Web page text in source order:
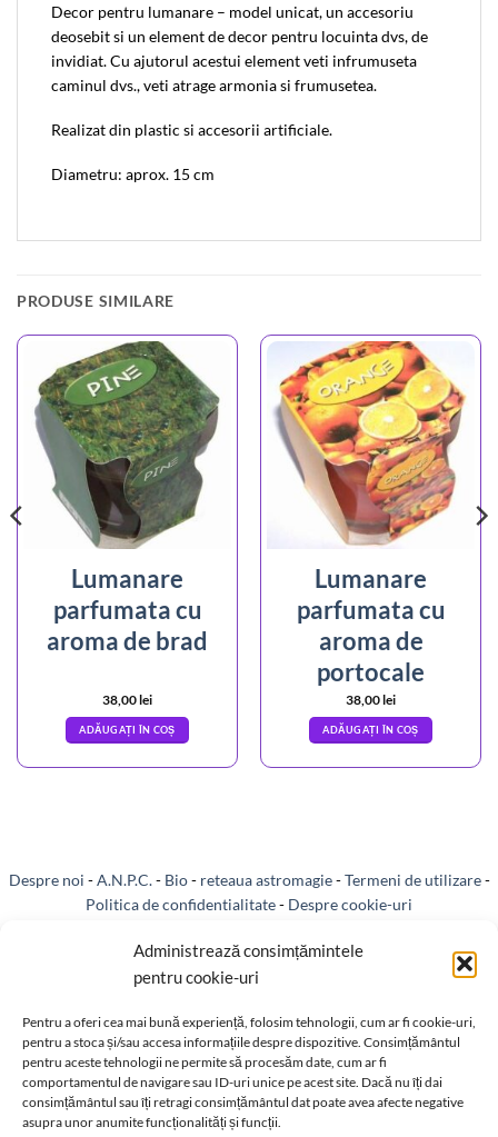
Administrează consimțămintele
pentru cookie-uri
Pentru a oferi cea mai bună experiență, folosim tehnologii, cum ar fi cookie-uri,
pentru a stoca și/sau accesa informațiile despre dispozitive. Consimțământul
pentru aceste tehnologii ne permite să procesăm date, cum ar fi
comportamentul de navigare sau ID-uri unice pe acest site. Dacă nu îți dai
consimțământul sau îți retragi consimțământul dat poate avea afecte negative
asupra unor anumite funcționalități și funcții.
Decor pentru lumanare – model unicat, un accesoriu
deosebit si un element de decor pentru locuinta dvs, de
invidiat. Cu ajutorul acestui element veti infrumuseta
caminul dvs., veti atrage armonia si frumusetea.
Realizat din plastic si accesorii artificiale.
Diametru: aprox. 15 cm
PRODUSE SIMILARE
Lumanare
parfumata cu
aroma de brad
38,00lei
ADĂUGAȚI ÎN COȘ
Lumanare
parfumata cu
aroma de
portocale
38,00lei
ADĂUGAȚI ÎN COȘ
Despre noi -A.N.P.C.- Bio- reteaua astromagie-Termeni de utilizare-
Politica de confidentialitate- Despre cookie-uri
Reclamatii si retur-Politica de rezolvare a reclamatiilor
Informatii legale: